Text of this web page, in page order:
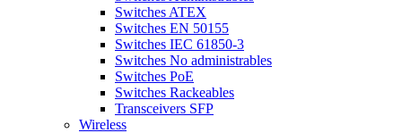
Switches ATEX
Switches EN 50155
Switches IEC 61850-3
Switches No administrables
Switches PoE
Switches Rackeables
Transceivers SFP
Wireless